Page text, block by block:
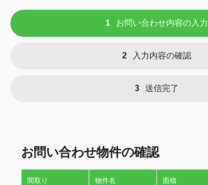
1 お問い合わせ内容の入力
2 入力内容の確認
3 送信完了
お問い合わせ物件の確認
間取り 物件名 面積